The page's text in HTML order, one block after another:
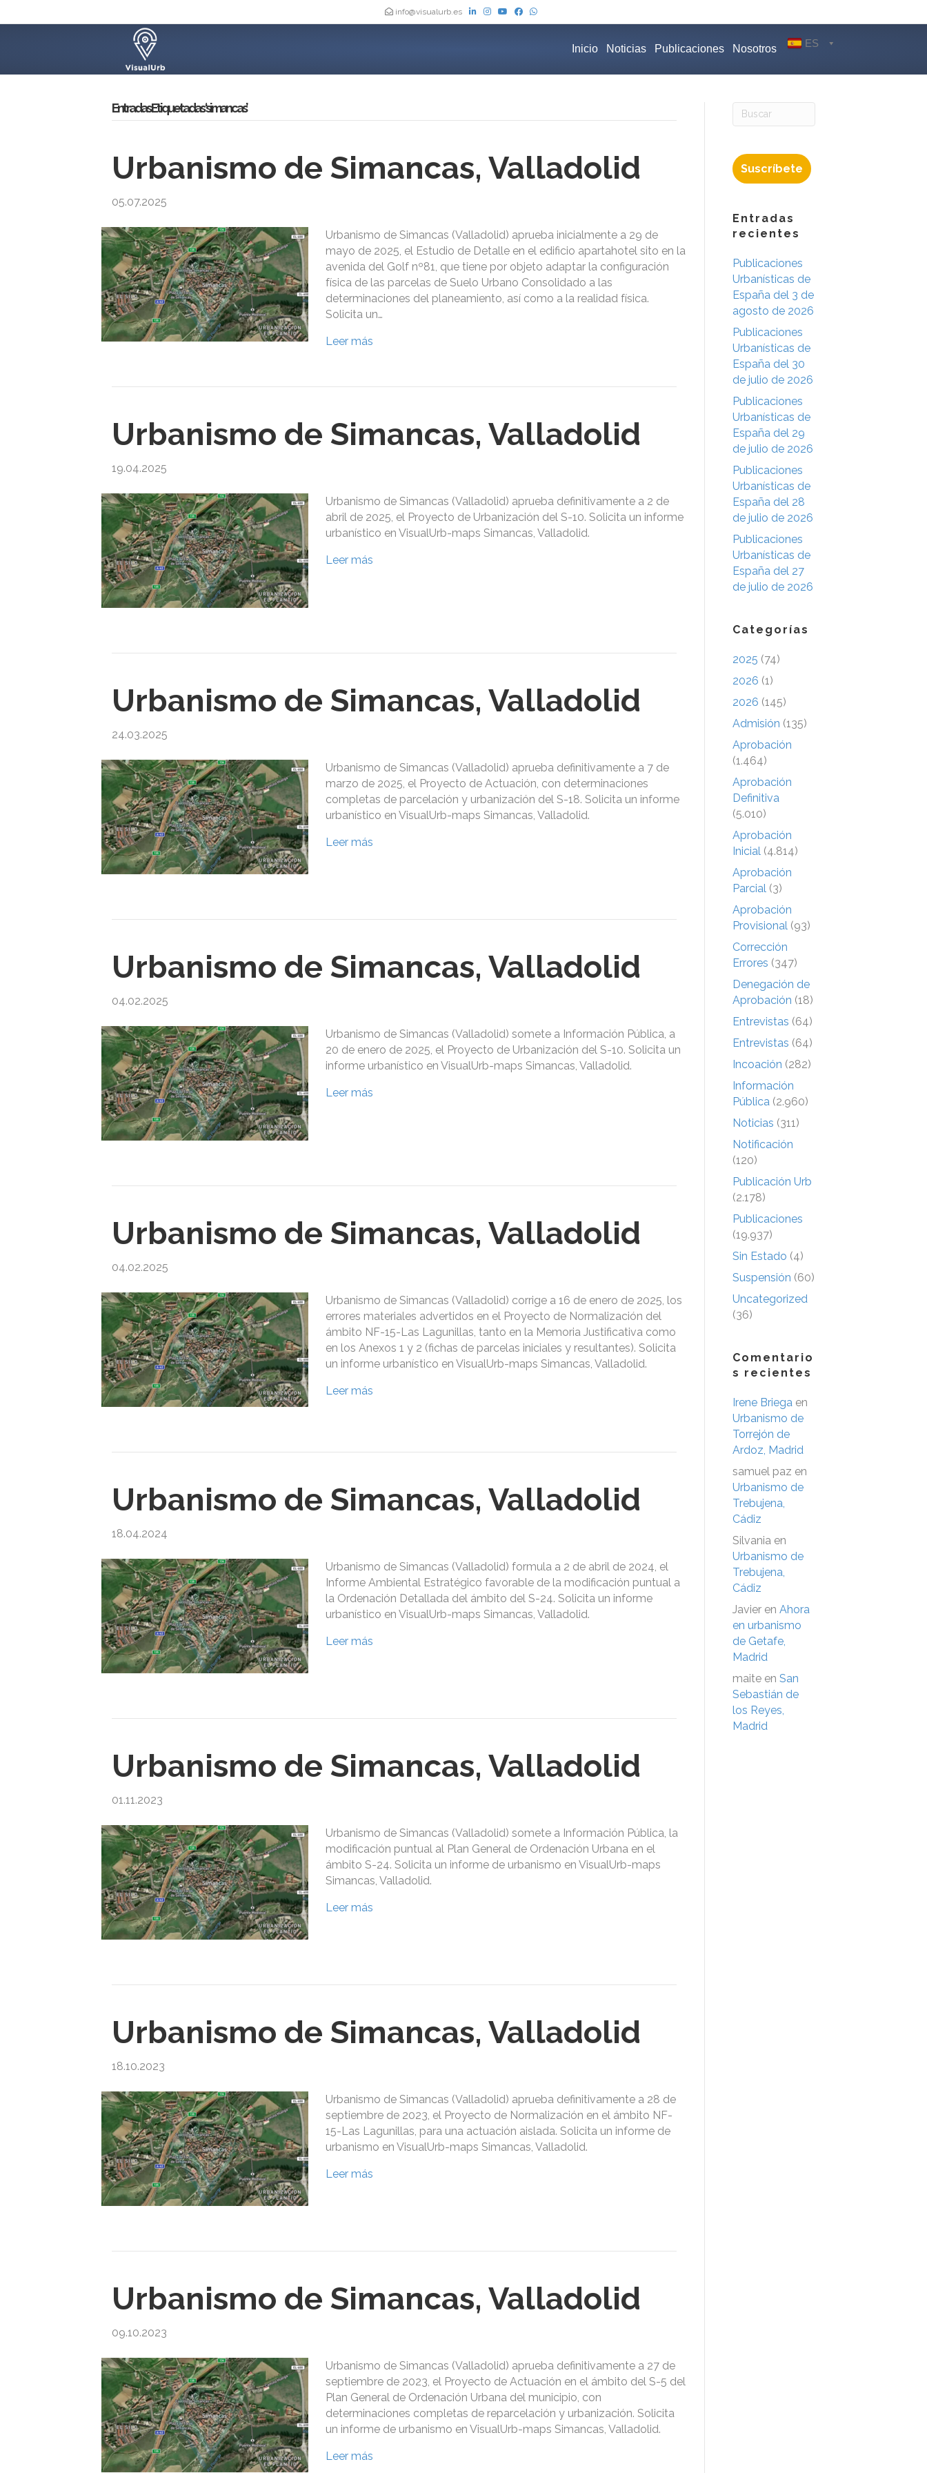
info@visualurb.es
Inicio Noticias Publicaciones Nosotros ES
Entradas Etiquetadas ‘simancas’
Urbanismo de Simancas, Valladolid
05.07.2025
Urbanismo de Simancas (Valladolid) aprueba inicialmente a 29 de
mayo de 2025, el Estudio de Detalle en el edificio apartahotel sito en la
avenida del Golf nº81, que tiene por objeto adaptar la configuración
física de las parcelas de Suelo Urbano Consolidado a las
determinaciones del planeamiento, así como a la realidad física.
Solicita un…
Leer más
Urbanismo de Simancas, Valladolid
19.04.2025
Urbanismo de Simancas (Valladolid) aprueba definitivamente a 2 de
abril de 2025, el Proyecto de Urbanización del S-10. Solicita un informe
urbanístico en VisualUrb-maps Simancas, Valladolid.
Leer más
Urbanismo de Simancas, Valladolid
24.03.2025
Urbanismo de Simancas (Valladolid) aprueba definitivamente a 7 de
marzo de 2025, el Proyecto de Actuación, con determinaciones
completas de parcelación y urbanización del S-18. Solicita un informe
urbanístico en VisualUrb-maps Simancas, Valladolid.
Leer más
Urbanismo de Simancas, Valladolid
04.02.2025
Urbanismo de Simancas (Valladolid) somete a Información Pública, a
20 de enero de 2025, el Proyecto de Urbanización del S-10. Solicita un
informe urbanístico en VisualUrb-maps Simancas, Valladolid.
Leer más
Urbanismo de Simancas, Valladolid
04.02.2025
Urbanismo de Simancas (Valladolid) corrige a 16 de enero de 2025, los
errores materiales advertidos en el Proyecto de Normalización del
ámbito NF-15-Las Lagunillas, tanto en la Memoria Justificativa como
en los Anexos 1 y 2 (fichas de parcelas iniciales y resultantes). Solicita
un informe urbanístico en VisualUrb-maps Simancas, Valladolid.
Leer más
Urbanismo de Simancas, Valladolid
18.04.2024
Urbanismo de Simancas (Valladolid) formula a 2 de abril de 2024, el
Informe Ambiental Estratégico favorable de la modificación puntual a
la Ordenación Detallada del ámbito del S-24. Solicita un informe
urbanístico en VisualUrb-maps Simancas, Valladolid.
Leer más
Urbanismo de Simancas, Valladolid
01.11.2023
Urbanismo de Simancas (Valladolid) somete a Información Pública, la
modificación puntual al Plan General de Ordenación Urbana en el
ámbito S-24. Solicita un informe de urbanismo en VisualUrb-maps
Simancas, Valladolid.
Leer más
Urbanismo de Simancas, Valladolid
18.10.2023
Urbanismo de Simancas (Valladolid) aprueba definitivamente a 28 de
septiembre de 2023, el Proyecto de Normalización en el ámbito NF-
15-Las Lagunillas, para una actuación aislada. Solicita un informe de
urbanismo en VisualUrb-maps Simancas, Valladolid.
Leer más
Urbanismo de Simancas, Valladolid
09.10.2023
Urbanismo de Simancas (Valladolid) aprueba definitivamente a 27 de
septiembre de 2023, el Proyecto de Actuación en el ámbito del S-5 del
Plan General de Ordenación Urbana del municipio, con
determinaciones completas de reparcelación y urbanización. Solicita
un informe de urbanismo en VisualUrb-maps Simancas, Valladolid.
Leer más
Suscríbete
Entradas
recientes
Publicaciones
Urbanísticas de
España del 3 de
agosto de 2026
Publicaciones
Urbanísticas de
España del 30
de julio de 2026
Publicaciones
Urbanísticas de
España del 29
de julio de 2026
Publicaciones
Urbanísticas de
España del 28
de julio de 2026
Publicaciones
Urbanísticas de
España del 27
de julio de 2026
Categorías
2025 (74)
2026 (1)
2026 (145)
Admisión (135)
Aprobación
(1.464)
Aprobación
Definitiva
(5.010)
Aprobación
Inicial (4.814)
Aprobación
Parcial (3)
Aprobación
Provisional (93)
Corrección
Errores (347)
Denegación de
Aprobación (18)
Entrevistas (64)
Entrevistas (64)
Incoación (282)
Información
Pública (2.960)
Noticias (311)
Notificación
(120)
Publicación Urb
(2.178)
Publicaciones
(19.937)
Sin Estado (4)
Suspensión (60)
Uncategorized
(36)
Comentario
s recientes
Irene Briega en
Urbanismo de
Torrejón de
Ardoz, Madrid
samuel paz en
Urbanismo de
Trebujena,
Cádiz
Silvania en
Urbanismo de
Trebujena,
Cádiz
Javier en Ahora
en urbanismo
de Getafe,
Madrid
maite en San
Sebastián de
los Reyes,
Madrid